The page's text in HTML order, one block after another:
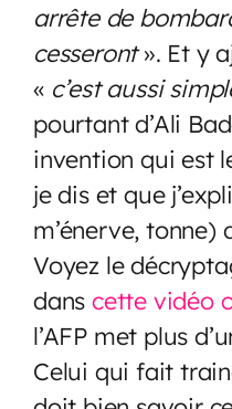
arrête de
cesseront». Et y
«c’est aussi
pourtant d’Ali
invention qui est
je dis et que
m’énerve, tonne)
Voyez le
dans cette vidéo
l’AFP met plus
Celui qui fait